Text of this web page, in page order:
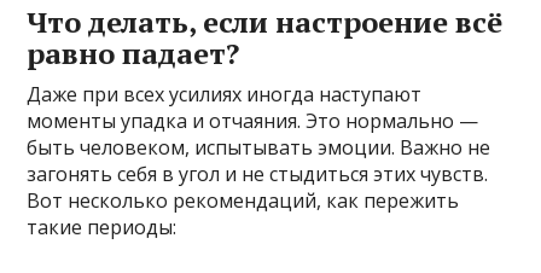
Что делать, если настроение всё
равно падает?
Даже при всех усилиях иногда наступают
моменты упадка и отчаяния. Это нормально —
быть человеком, испытывать эмоции. Важно не
загонять себя в угол и не стыдиться этих чувств.
Вот несколько рекомендаций, как пережить
такие периоды: